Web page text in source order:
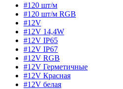
#120 шт/м
#120 шт/м RGB
#12V
#12V 14,4W
#12V IP65
#12V IP67
#12V RGB
#12V Герметичные
#12V Красная
#12V белая